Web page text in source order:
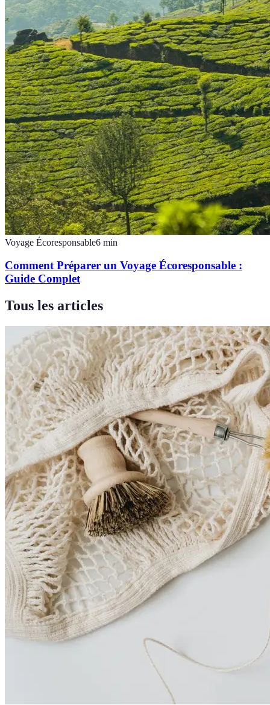
Voyage Écoresponsable6 min
Comment Préparer un Voyage Écoresponsable :
Guide Complet
Tous les articles